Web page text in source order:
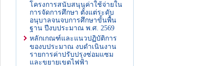
โครงการสนับสนุนค่าใช้จ่ายใน
การจัดการศึกษา ตั้งแต่ระดับ
อนุบาลจนจบการศึกษาขั้นพื้น
ฐาน ปีงบประมาณ พ.ศ. 2569
หลักเกณฑ์และแนวปฏิบัติการ
ของบประมาณ งบดำเนินงาน
รายการค่าปรับปรุงซ่อมแซม
และขยายเขตไฟฟ้า